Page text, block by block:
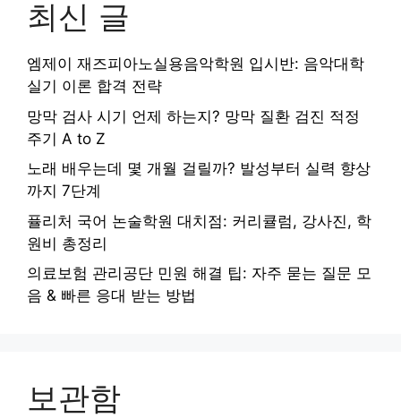
최신 글
엠제이 재즈피아노실용음악학원 입시반: 음악대학
실기 이론 합격 전략
망막 검사 시기 언제 하는지? 망막 질환 검진 적정
주기 A to Z
노래 배우는데 몇 개월 걸릴까? 발성부터 실력 향상
까지 7단계
퓰리처 국어 논술학원 대치점: 커리큘럼, 강사진, 학
원비 총정리
의료보험 관리공단 민원 해결 팁: 자주 묻는 질문 모
음 & 빠른 응대 받는 방법
보관함